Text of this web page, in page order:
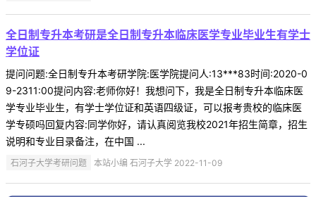
全日制专升本考研是全日制专升本临床医学专业毕业生有学士
学位证
提问问题:全日制专升本考研学院:医学院提问人:13***83时间:2020-0
9-2311:00提问内容:老师你好！我想问下，我是全日制专升本临床医
学专业毕业生，有学士学位证和英语四级证，可以报考贵校的临床医
学专硕吗回复内容:同学你好，请认真阅览我校2021年招生简章，招生
说明和专业目录备注，在中国 ...
石河子大学考研问题 本站小编 石河子大学 2022-11-09